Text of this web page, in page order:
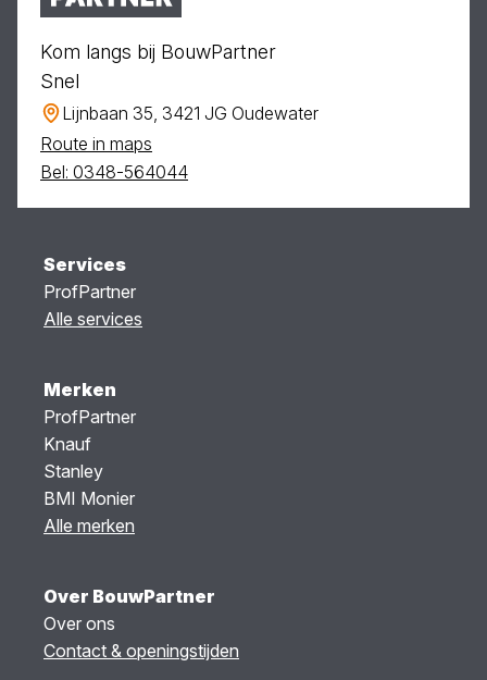
Kom langs bij BouwPartner
Snel
Lijnbaan 35, 3421 JG Oudewater
Route in maps
Bel: 0348-564044
Services
ProfPartner
Alle services
Merken
ProfPartner
Knauf
Stanley
BMI Monier
Alle merken
Over BouwPartner
Over ons
Contact & openingstijden